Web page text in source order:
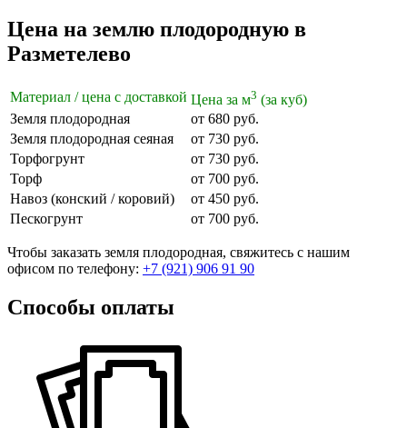
Цена на землю плодородную в
Разметелево
Материал / цена с доставкой Цена за м3 (за куб)
Земля плодородная
от 680 руб.
Земля плодородная сеяная
от 730 руб.
Торфогрунт
от 730 руб.
Торф
от 700 руб.
Навоз (конский / коровий)
от 450 руб.
Пескогрунт
от 700 руб.
Чтобы заказать земля плодородная, свяжитесь с нашим
офисом по телефону: +7 (921) 906 91 90
Способы оплаты